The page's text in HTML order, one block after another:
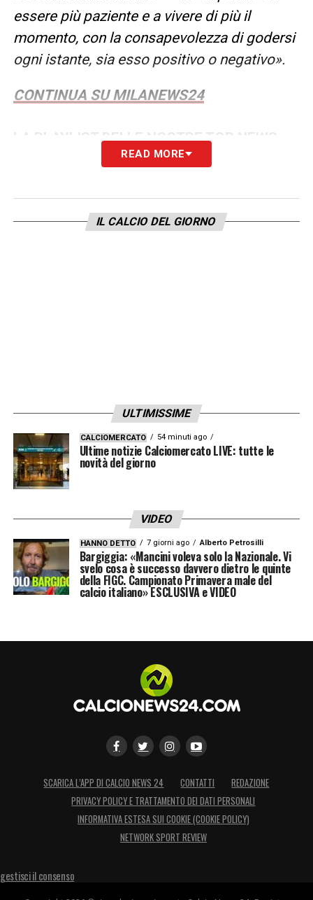
essere più paziente e a vivere di più il
momento, con la consapevolezza di godersi
ogni istante, sia esso positivo o negativo».
CONTINUA SU MILANEWS24
LA PLAYLIST DELLE NOSTRE TOP NEWS
READ MORE
IL CALCIO DEL GIORNO
ULTIMISSIME
CALCIOMERCATO 54 minuti ago
Ultime notizie Calciomercato LIVE: tutte le
novità del giorno
VIDEO
HANNO DETTO 7 giorni ago Alberto Petrosilli
Bargiggia: «Mancini voleva solo la Nazionale. Vi
svelo cosa è successo davvero dietro le quinte
della FIGC. Campionato Primavera male del
calcio italiano» ESCLUSIVA e VIDEO
SCARICA L’APP DI CALCIO NEWS 24 CONTATTI
REDAZIONE
PRIVACY POLICY E TRATTAMENTO DEI DATI PERSONALI
INFORMATIVA ESTESA SUI COOKIE (COOKIE POLICY)
NETWORK SPORT REVIEW
gestisci il consenso